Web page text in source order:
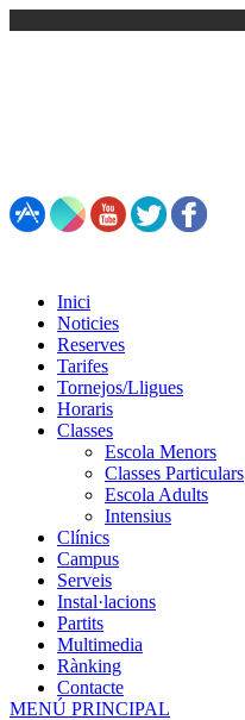
Inici
Noticies
Reserves
Tarifes
Tornejos/Lligues
Horaris
Classes
Escola Menors
Classes Particulars
Escola Adults
Intensius
Clínics
Campus
Serveis
Instal·lacions
Partits
Multimedia
Rànking
Contacte
MENÚ PRINCIPAL